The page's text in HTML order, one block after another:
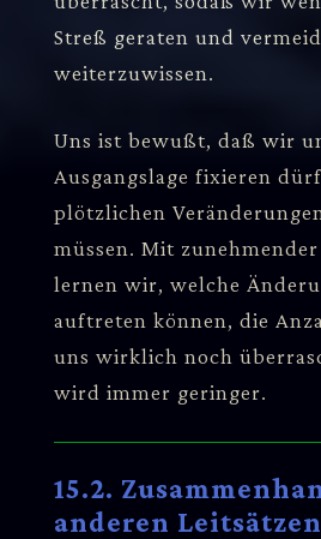
Streß geraten und
weiterzuwissen.
Uns ist bewußt, daß wir
Ausgangslage fixieren
plötzlichen
müssen. Mit
lernen wir, welche
auftreten können, die
uns wirklich noch
wird immer geringer.
15.2.
anderen Leitsätzen